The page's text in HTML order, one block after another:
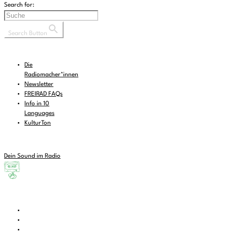
Search for:
Search Button
Die
Radiomacher*innen
Newsletter
FREIRAD FAQs
Info in 10
Languages
KulturTon
Dein Sound im Radio